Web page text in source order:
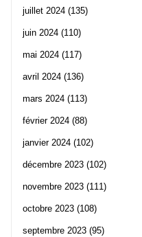
juillet 2024 (135)
juin 2024 (110)
mai 2024 (117)
avril 2024 (136)
mars 2024 (113)
février 2024 (88)
janvier 2024 (102)
décembre 2023 (102)
novembre 2023 (111)
octobre 2023 (108)
septembre 2023 (95)